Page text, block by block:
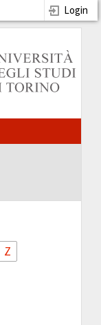
Login
Z